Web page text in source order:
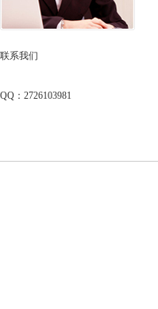
联系我们
QQ：2726103981